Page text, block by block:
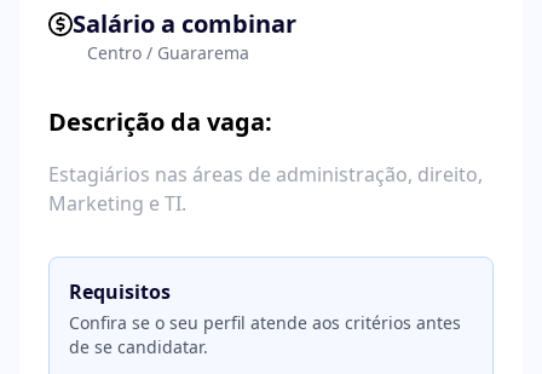
Salário a combinar
Centro / Guararema
Descrição da vaga:
Estagiários nas áreas de administração, direito,
Marketing e TI.
Requisitos
Confira se o seu perfil atende aos critérios antes
de se candidatar.